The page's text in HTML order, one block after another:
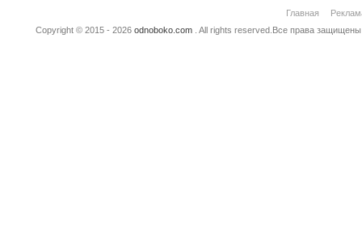
Главная
Copyright © 2015 - 2026 odnoboko.com. All rights reserved.Все права защищены.